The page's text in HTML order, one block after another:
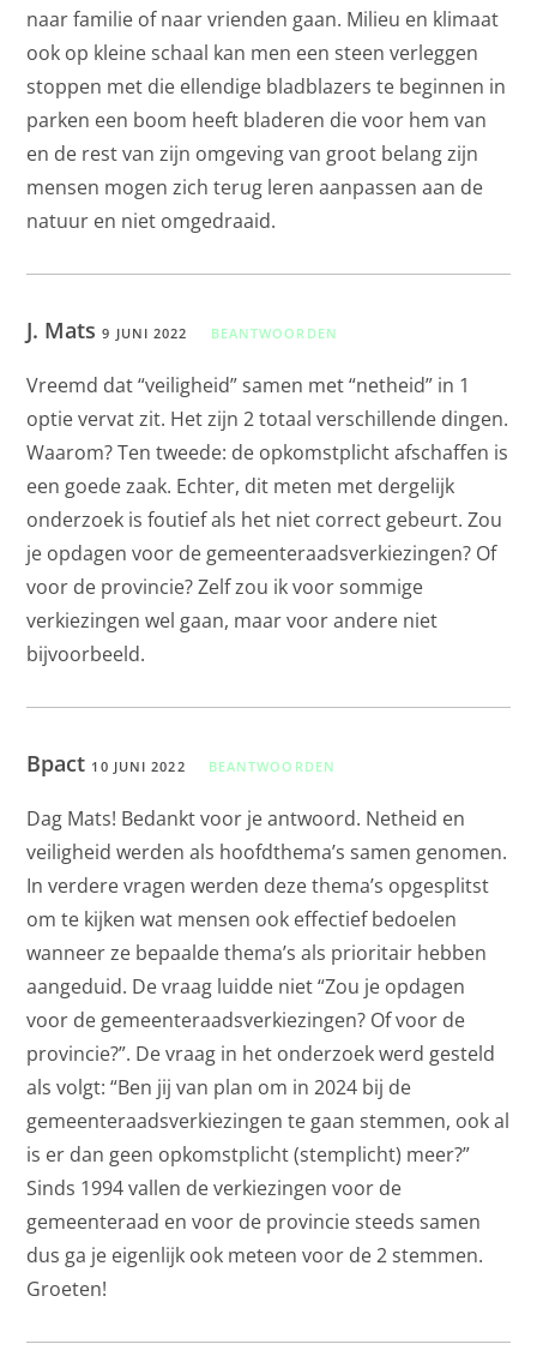
naar familie of naar vrienden gaan. Milieu en klimaat
ook op kleine schaal kan men een steen verleggen
stoppen met die ellendige bladblazers te beginnen in
parken een boom heeft bladeren die voor hem van
en de rest van zijn omgeving van groot belang zijn
mensen mogen zich terug leren aanpassen aan de
natuur en niet omgedraaid.
J. Mats9 JUNI 2022 BEANTWOORDEN
Vreemd dat “veiligheid” samen met “netheid” in 1
optie vervat zit. Het zijn 2 totaal verschillende dingen.
Waarom? Ten tweede: de opkomstplicht afschaffen is
een goede zaak. Echter, dit meten met dergelijk
onderzoek is foutief als het niet correct gebeurt. Zou
je opdagen voor de gemeenteraadsverkiezingen? Of
voor de provincie? Zelf zou ik voor sommige
verkiezingen wel gaan, maar voor andere niet
bijvoorbeeld.
Bpact 10 JUNI 2022 BEANTWOORDEN
Dag Mats! Bedankt voor je antwoord. Netheid en
veiligheid werden als hoofdthema’s samen genomen.
In verdere vragen werden deze thema’s opgesplitst
om te kijken wat mensen ook effectief bedoelen
wanneer ze bepaalde thema’s als prioritair hebben
aangeduid. De vraag luidde niet “Zou je opdagen
voor de gemeenteraadsverkiezingen? Of voor de
provincie?”. De vraag in het onderzoek werd gesteld
als volgt: “Ben jij van plan om in 2024 bij de
gemeenteraadsverkiezingen te gaan stemmen, ook al
is er dan geen opkomstplicht (stemplicht) meer?”
Sinds 1994 vallen de verkiezingen voor de
gemeenteraad en voor de provincie steeds samen
dus ga je eigenlijk ook meteen voor de 2 stemmen.
Groeten!